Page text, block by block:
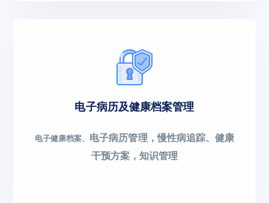
电子病历及健康档案管理
电子健康档案、 电子病历管理，慢性病追踪、健康
干预方案，知识管理